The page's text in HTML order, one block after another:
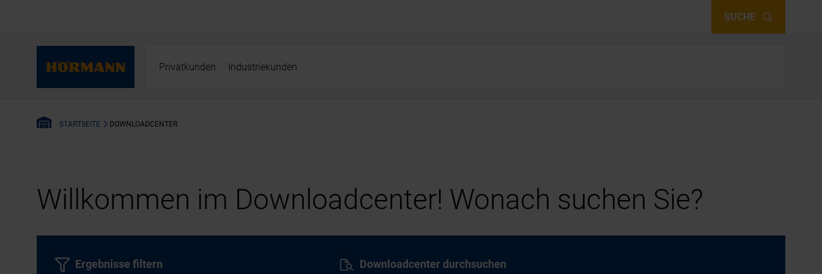
SUCHE
Privatkunden Industriekunden
STARTSEITE DOWNLOADCENTER
Willkommen im Downloadcenter! Wonach suchen Sie?
Downloadcenter durchsuchen
Ergebnisse filtern